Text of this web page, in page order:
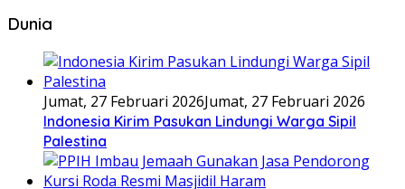
Dunia
Jumat, 27 Februari 2026Jumat, 27 Februari 2026
Indonesia Kirim Pasukan Lindungi Warga Sipil
Palestina